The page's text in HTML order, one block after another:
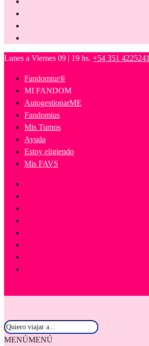
Lunes a Viernes 09 | 19 hs. +54 351 4225241
Fandomtur®
MI FANDOM
AutogestionarME
Fandomius
Mis Turnos
Ayuda
Estoy eligiendo
Mis FAVS
MENÚMENÚ